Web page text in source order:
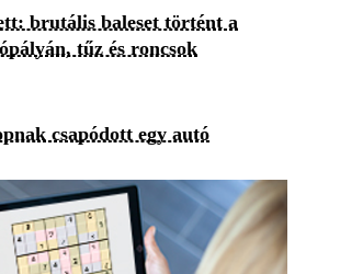
brutális baleset történt a
tűz és roncsok
csapódott egy autó